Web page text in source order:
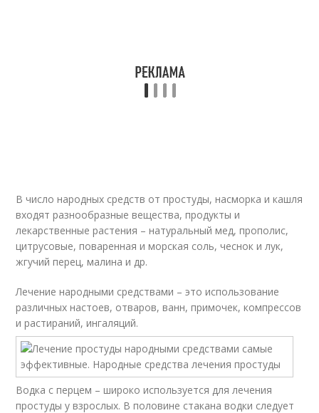
В число народных средств от простуды, насморка и кашля
входят разнообразные вещества, продукты и
лекарственные растения – натуральный мед, прополис,
цитрусовые, поваренная и морская соль, чеснок и лук,
жгучий перец, малина и др.
Лечение народными средствами – это использование
различных настоев, отваров, ванн, примочек, компрессов
и растираний, ингаляций.
Водка с перцем – широко используется для лечения
простуды у взрослых. В половине стакана водки следует